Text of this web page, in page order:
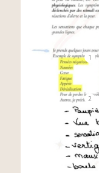
1
2